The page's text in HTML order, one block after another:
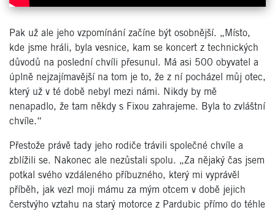
Pak už ale jeho vzpomínání začíne být osobnější. „Místo,
kde jsme hráli, byla vesnice, kam se koncert z technických
důvodů na poslední chvíli přesunul. Má asi 500 obyvatel a
úplně nejzajímavější na tom je to, že z ní pocházel můj otec,
který už v té době nebyl mezi námi. Nikdy by mě
nenapadlo, že tam někdy s Fixou zahrajeme. Byla to zvláštní
chvíle.“
Přestože právě tady jeho rodiče trávili společné chvíle a
zblížili se. Nakonec ale nezůstali spolu. „Za nějaký čas jsem
potkal svého vzdáleného příbuzného, který mi vyprávěl
příběh, jak vezl moji mámu za mým otcem v době jejich
čerstvýho vztahu na starý motorce z Pardubic přímo do téhle